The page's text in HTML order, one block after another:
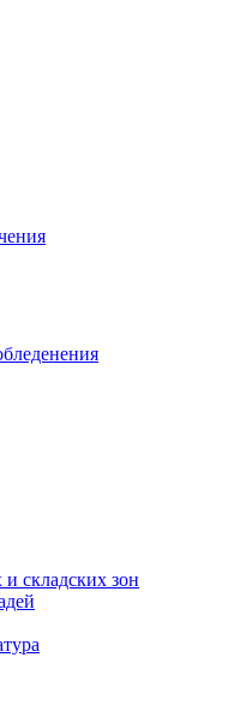
складских зон